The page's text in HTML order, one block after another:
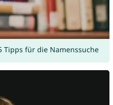
Tipps für die Namenssuche